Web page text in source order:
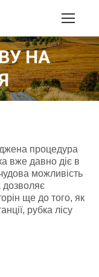
НА
процедура
вже давно діє в
можливість
дозволяє
ще до того, як
рубка лісу